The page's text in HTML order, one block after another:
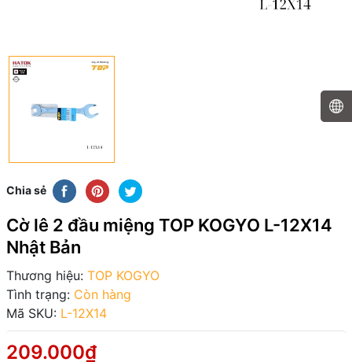
Chia sẻ
Cờ lê 2 đầu miệng TOP KOGYO L-12X14
Nhật Bản
Thương hiệu: TOP KOGYO
Tình trạng: Còn hàng
Mã SKU: L-12X14
209.000₫